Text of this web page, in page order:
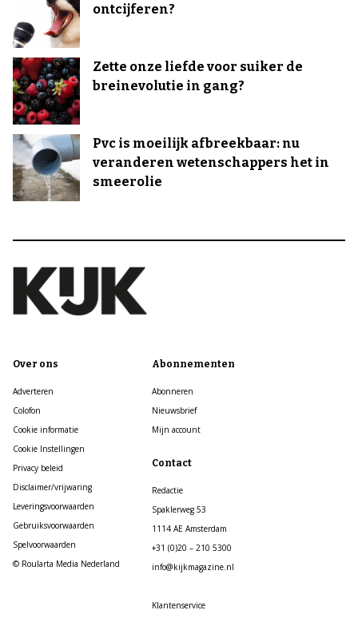
ontcijferen?
Zette onze liefde voor suiker de
breinevolutie in gang?
Pvc is moeilijk afbreekbaar: nu
veranderen wetenschappers het in
smeerolie
Over ons
Adverteren
Colofon
Cookie informatie
Cookie Instellingen
Privacy beleid
Disclaimer/vrijwaring
Leveringsvoorwaarden
Gebruiksvoorwaarden
Spelvoorwaarden
© Roularta Media Nederland
Abonnementen
Abonneren
Nieuwsbrief
Mijn account
Contact
Redactie
Spaklerweg 53
1114 AE Amsterdam
+31 (0)20 – 210 5300
info@kijkmagazine.nl
Klantenservice